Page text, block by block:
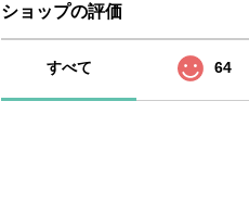
ショップの評価
すべて 64